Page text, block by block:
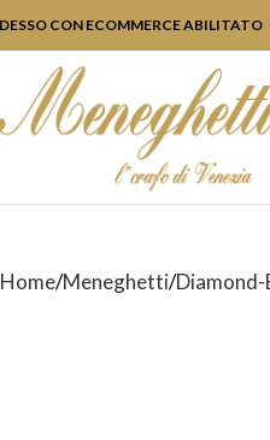
CON ECOMMERCE ABILITATO
Home Meneghetti Diamond-